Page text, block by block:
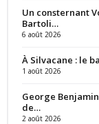
Un consternant
Bartoli…
6 août 2026
À Silvacane : le
1 août 2026
George
de…
2 août 2026